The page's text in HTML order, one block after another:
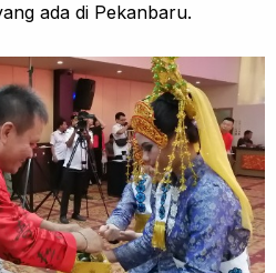
ada di Pekanbaru.